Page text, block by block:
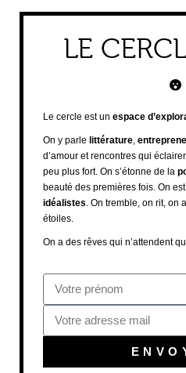
LE
Le cercle est un espace
On y parle littérature,
d’amour et rencontres qui
peu plus fort. On s’étonne de la
beauté des premières fois. On est
idéalistes. On tremble, on rit, on
étoiles.
On a des rêves qui n’attendent